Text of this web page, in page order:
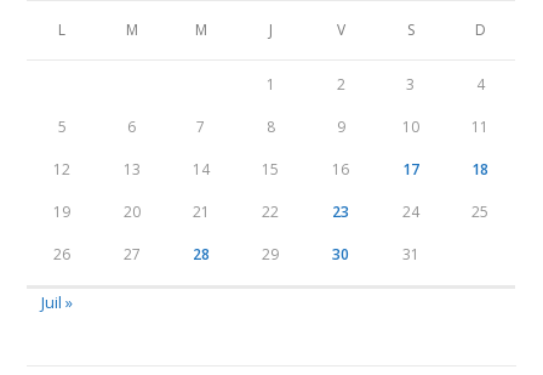
L M M J V S D
1 2 3 4
5 6 7 8 9 10 11
12 13 14 15 16 17 18
19 20 21 22 23 24 25
26 27 28 29 30 31
Juil »